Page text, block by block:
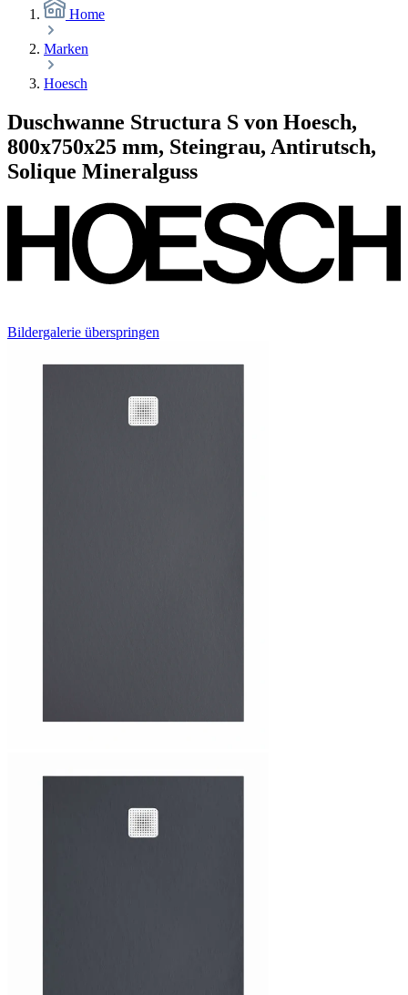
Home
Marken
Hoesch
Duschwanne Structura S von Hoesch,
800x750x25 mm, Steingrau, Antirutsch,
Solique Mineralguss
Bildergalerie überspringen